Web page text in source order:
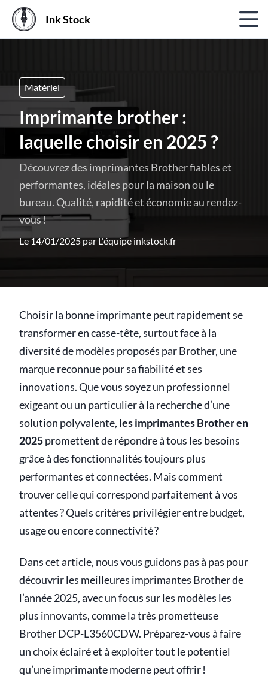
Ink Stock
Matériel
Imprimante brother :
laquelle choisir en 2025 ?
Découvrez des imprimantes Brother fiables et
performantes, idéales pour la maison ou le
bureau. Qualité, rapidité et économie au rendez-
vous !
Le 14/01/2025 parL'équipe inkstock.fr
Choisir la bonne imprimante peut rapidement se
transformer en casse-tête, surtout face à la
diversité de modèles proposés par Brother, une
marque reconnue pour sa fiabilité et ses
innovations. Que vous soyez un professionnel
exigeant ou un particulier à la recherche d’une
solution polyvalente, les imprimantes Brother en
2025promettent de répondre à tous les besoins
grâce à des fonctionnalités toujours plus
performantes et connectées. Mais comment
trouver celle qui correspond parfaitement à vos
attentes ? Quels critères privilégier entre budget,
usage ou encore connectivité ?
Dans cet article, nous vous guidons pas à pas pour
découvrir les meilleures imprimantes Brother de
l’année 2025, avec un focus sur les modèles les
plus innovants, comme la très prometteuse
Brother DCP-L3560CDW. Préparez-vous à faire
un choix éclairé et à exploiter tout le potentiel
qu’une imprimante moderne peut offrir !